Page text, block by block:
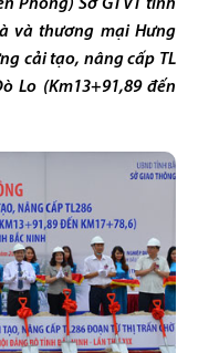
Phong) Sở GTVT tỉnh
và thương mại Hưng
cải tạo, nâng cấp TL
Lo (Km13+91,89 đến